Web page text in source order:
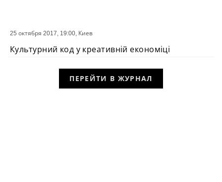
СОБЫТИЕ
25 октября 2017, 19:00, Киев
Культурний код у креативній економіці
ПЕРЕЙТИ В ЖУРНАЛ